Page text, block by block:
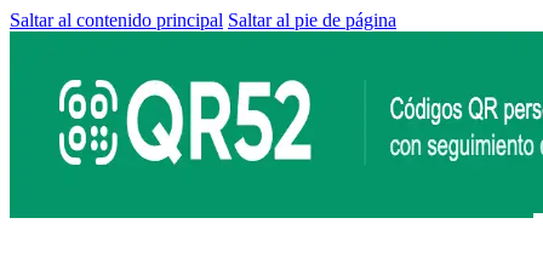
Saltar al contenido principal Saltar al pie de página